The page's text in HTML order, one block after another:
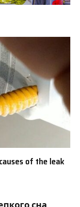
of the leak